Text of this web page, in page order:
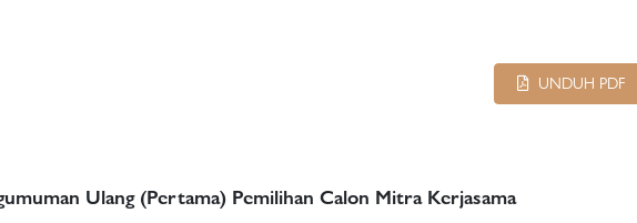
UNDUH PDF
Ulang (Pertama) Pemilihan Calon Mitra Kerjasama